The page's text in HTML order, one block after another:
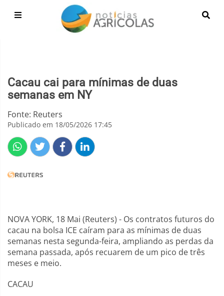
Cacau cai para mínimas de duas
semanas em NY
Fonte: Reuters
Publicado em 18/05/2026 17:45
NOVA YORK, 18 Mai (Reuters) - Os contratos futuros do
cacau na bolsa ICE caíram para as mínimas de duas
semanas nesta segunda-feira, ampliando as perdas da
semana passada, após recuarem de um pico de três
meses e meio.
CACAU